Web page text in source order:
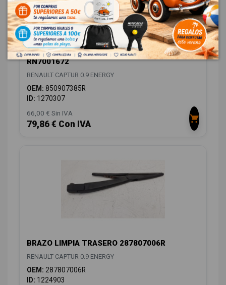
ABSORBEDOR TRASERO 850907385R
RN7001672
RENAULT CAPTUR 0.9 ENERGY
OEM: 850907385R
ID: 1270307
66,00 € Sin IVA
79,86 € Con IVA
BRAZO LIMPIA TRASERO 287807006R
RENAULT CAPTUR 0.9 ENERGY
OEM: 287807006R
ID: 1224903